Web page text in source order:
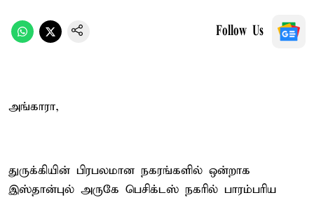
Follow Us
அங்காரா,
துருக்கியின் பிரபலமான நகரங்களில் ஒன்றாக
இஸ்தான்புல் அருகே பெசிக்டஸ் நகரில் பாரம்பரிய